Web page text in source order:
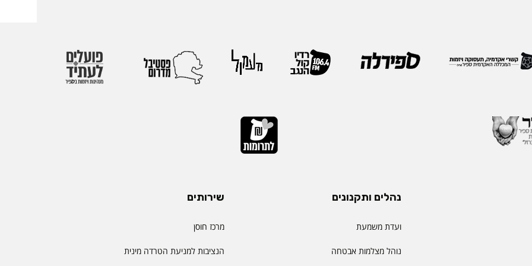
נהלים ותקנונים
ועדת משמעת
נוהל מצלמות אבטחה
שירותים
מרכז חוסן
הנציבות למניעת הטרדה מינית